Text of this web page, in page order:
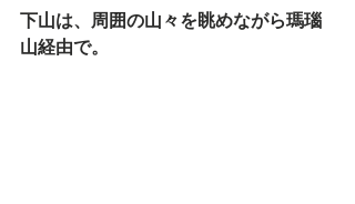
下山は、周囲の山々を眺めながら瑪瑙
山経由で。